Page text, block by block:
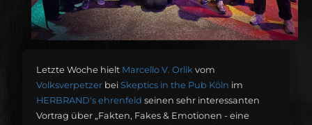
Letzte Woche hielt Marcello V. Orlikvom
Volksverpetzerbei Skeptics in the Pub Köln im
HERBRAND's ehrenfeld seinen sehr interessanten
Vortrag über „Fakten, Fakes & Emotionen - eine